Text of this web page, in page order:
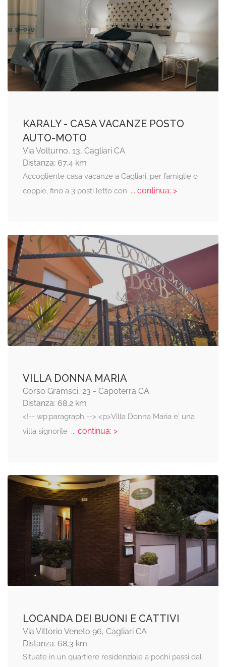
KARALY - CASA VACANZE POSTO
AUTO-MOTO
Via Volturno, 13, Cagliari CA
Distanza: 67,4 km
Accogliente casa vacanze a Cagliari, per famiglie o
coppie, fino a 3 posti letto con ... continua: >
VILLA DONNA MARIA
Corso Gramsci, 23 - Capoterra CA
Distanza: 68,2 km
<!-- wp:paragraph --> <p>Villa Donna Maria e' una
villa signorile... continua: >
LOCANDA DEI BUONI E CATTIVI
Via Vittorio Veneto 96, Cagliari CA
Distanza: 68,3 km
Situate in un quartiere residenziale a pochi passi dal